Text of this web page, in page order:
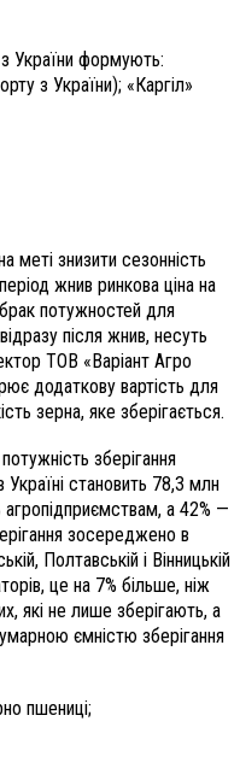
з України формують:
з України); «Каргіл»
меті знизити сезонність
жнив ринкова ціна на
брак потужностей для
після жнив, несуть
ТОВ «Варіант Агро
додаткову вартість для
зерна, яке зберігається.
зберігання
Україні становить 78,3 млн
а 42% —
зосереджено в
Полтавській і Вінницькій
це на 7% більше, ніж
які не лише зберігають, а
ємністю зберігання
пшениці;